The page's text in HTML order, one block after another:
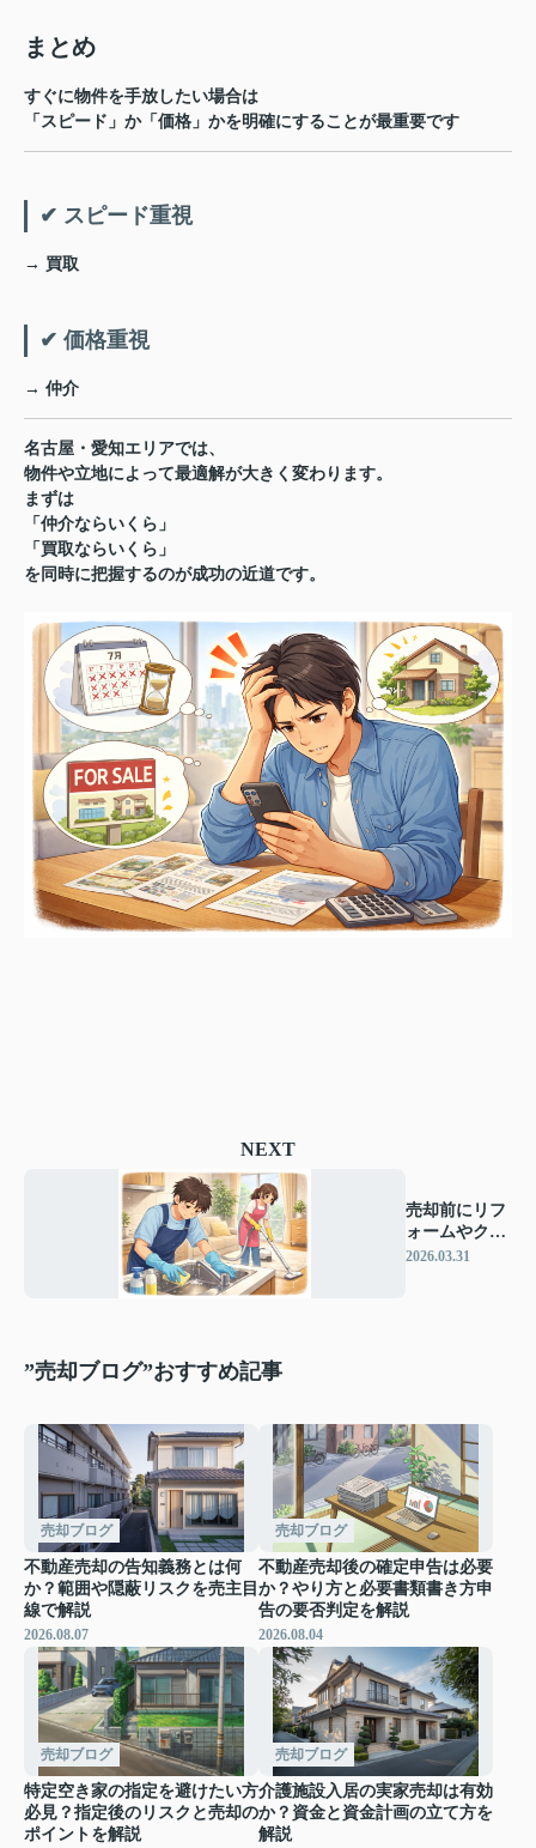
まとめ
すぐに物件を手放したい場合は
「スピード」か「価格」かを明確にすることが最重要です
✔ スピード重視
→ 買取
✔ 価格重視
→ 仲介
名古屋・愛知エリアでは、
物件や立地によって最適解が大きく変わります。
まずは
「仲介ならいくら」
「買取ならいくら」
を同時に把握するのが成功の近道です。
NEXT
売却前にリフ
ォームやクリ
ーニングは必
2026.03.31
”売却ブログ”おすすめ記事
売却ブログ
不動産売却の告知義務とは何
か？範囲や隠蔽リスクを売主目
線で解説
2026.08.07
売却ブログ
不動産売却後の確定申告は必要
か？やり方と必要書類書き方申
告の要否判定を解説
2026.08.04
売却ブログ
特定空き家の指定を避けたい方
必見？指定後のリスクと売却の
ポイントを解説
売却ブログ
介護施設入居の実家売却は有効
か？資金と資金計画の立て方を
解説